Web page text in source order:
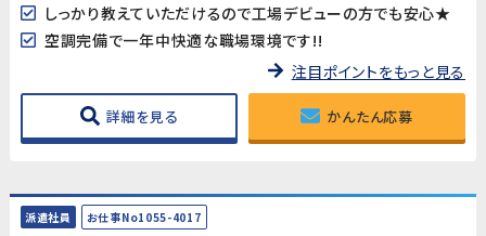
しっかり教えていただけるので工場デビューの方でも安心★
空調完備で一年中快適な職場環境です!!
注目ポイントをもっと見る
詳細を見る かんたん応募
派遣社員 お仕事No1055-4017